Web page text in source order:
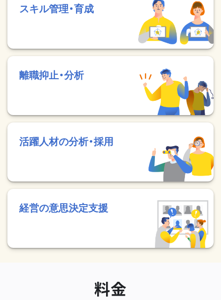
スキル管理・育成
離職抑止・分析
活躍人材の分析・採用
経営の意思決定支援
料金